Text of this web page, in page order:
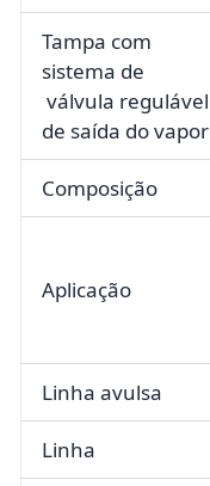
Tampa com
sistema de
válvula regulável
de saída do vapor
Composição
Aplicação
Linha avulsa
Linha